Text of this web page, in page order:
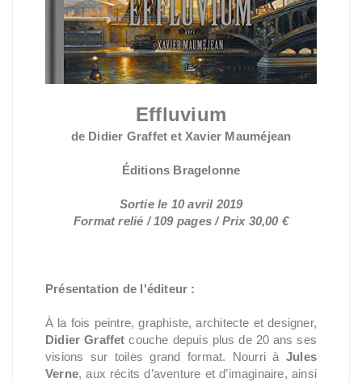
Effluvium
de Didier Graffet et Xavier Mauméjean
Éditions Bragelonne
Sortie le 10 avril 2019
Format relié / 109 pages / Prix 30,00 €
Présentation de l'éditeur :
À la fois peintre, graphiste, architecte et designer,
Didier Graffet couche depuis plus de 20 ans ses
visions sur toiles grand format. Nourri à Jules
Verne, aux récits d’aventure et d’imaginaire, ainsi